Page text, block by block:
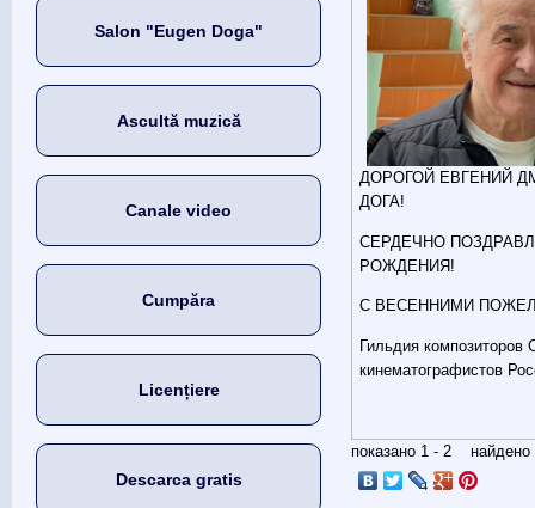
Salon "Eugen Doga"
Ascultă muzică
Canale video
Cumpăra
Licențiere
Descarca gratis
ДОРОГОЙ ЕВГЕНИЙ
ДОГА!
СЕРДЕЧНО
РОЖДЕНИЯ!
С ВЕСЕННИМИ
Гильдия композиторов
кинематографистов
показано 1 - 2 найдено